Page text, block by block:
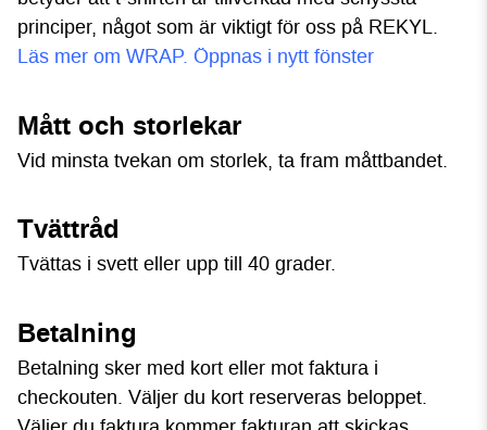
principer, något som är viktigt för oss på REKYL.
Läs mer om WRAP. Öppnas i nytt fönster
Mått och storlekar
Vid minsta tvekan om storlek, ta fram måttbandet.
Tvättråd
Tvättas i svett eller upp till 40 grader.
Betalning
Betalning sker med kort eller mot faktura i
checkouten. Väljer du kort reserveras beloppet.